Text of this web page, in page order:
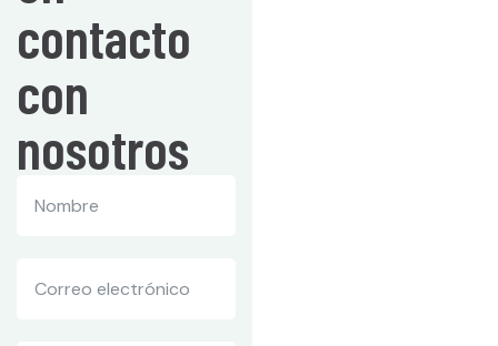
contacto
con
nosotros